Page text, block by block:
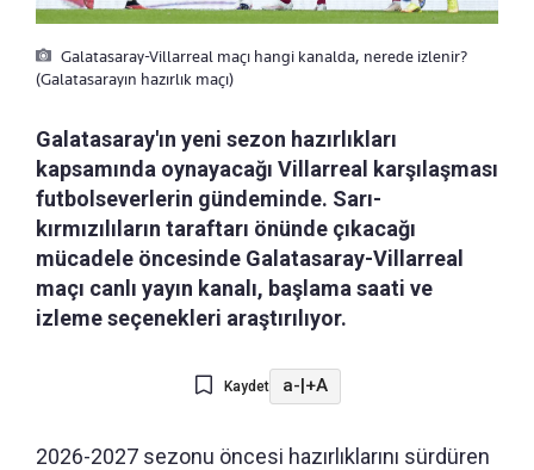
Galatasaray-Villarreal maçı hangi kanalda, nerede izlenir?
(Galatasarayın hazırlık maçı)
Galatasaray'ın yeni sezon hazırlıkları
kapsamında oynayacağı Villarreal karşılaşması
futbolseverlerin gündeminde. Sarı-
kırmızılıların taraftarı önünde çıkacağı
mücadele öncesinde Galatasaray-Villarreal
maçı canlı yayın kanalı, başlama saati ve
izleme seçenekleri araştırılıyor.
Kaydet a- +A
2026-2027 sezonu öncesi hazırlıklarını sürdüren